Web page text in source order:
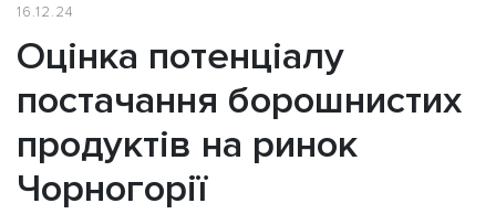
16.12.24
Оцінка потенціалу
постачання борошнистих
продуктів на ринок
Чорногорії